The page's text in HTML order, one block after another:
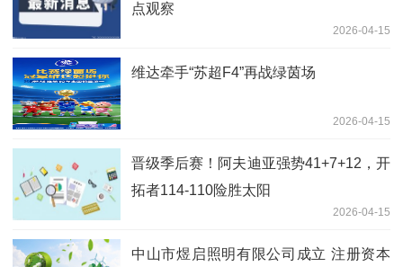
点观察
2026-04-15
维达牵手“苏超F4”再战绿茵场
2026-04-15
晋级季后赛！阿夫迪亚强势41+7+12，开
拓者114-110险胜太阳
2026-04-15
中山市煜启照明有限公司成立 注册资本